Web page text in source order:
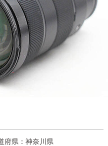
府県：神奈川県